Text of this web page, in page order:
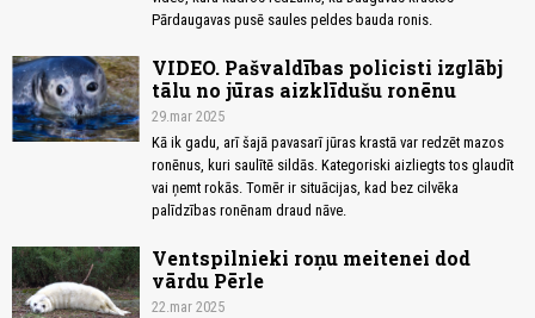
Pārdaugavas pusē saules peldes bauda ronis.
VIDEO. Pašvaldības policisti izglābj
tālu no jūras aizklīdušu ronēnu
29.mar 2025
Kā ik gadu, arī šajā pavasarī jūras krastā var redzēt mazos
ronēnus, kuri saulītē sildās. Kategoriski aizliegts tos glaudīt
vai ņemt rokās. Tomēr ir situācijas, kad bez cilvēka
palīdzības ronēnam draud nāve.
Ventspilnieki roņu meitenei dod
vārdu Pērle
22.mar 2025